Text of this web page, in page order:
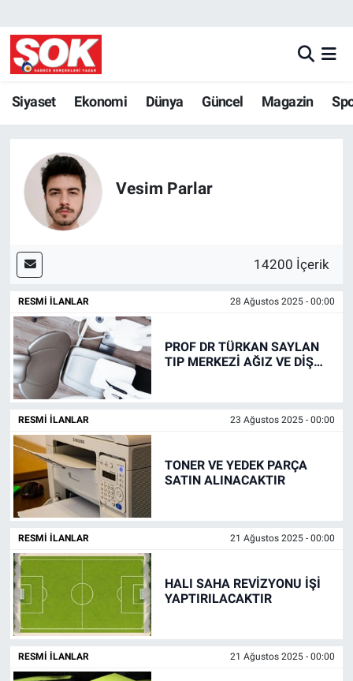
Siyaset Ekonomi Dünya Güncel Magazin
Vesim Parlar
14200 İçerik
RESMI İLANLAR 28 Ağustos 2025 - 00:00
PROF DR TÜRKAN SAYLAN
TIP MERKEZİ AĞIZ VE DİŞ
RESMI İLANLAR 23 Ağustos 2025 - 00:00
TONER VE YEDEK PARÇA
SATIN ALINACAKTIR
RESMI İLANLAR 21 Ağustos 2025 - 00:00
HALI SAHA REVİZYONU İŞİ
YAPTIRILACAKTIR
RESMI İLANLAR 21 Ağustos 2025 - 00:00
GÜNDEM
DÜNYA
MAGAZİN
KÜLTÜR SANAT
YAŞAM
TEKNOLOJİ
SAĞLIK
EKONOMİ
EĞİTİM
ÖZEL HABER
Keşfet
ASTROLOJİ
RESMİ İLANLAR
Nöbetçi Eczaneler
Hava Durumu
Trafik Durumu
Süper Lig Puan Durumu ve Fikstür
Son Dakika Haberleri
Haber Arşivi